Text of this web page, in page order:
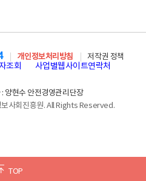
TOP
개인정보처리방침
저작권 정책
조회 사업별웹사이트연락처
양현수 안전경영관리단장
사회진흥원. All Rights Reserved.